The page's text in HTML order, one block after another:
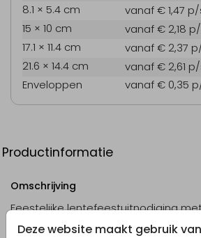
Deze website maakt gebruik
8.1 × 5.4 cm
vanaf € 1,47
15 × 10 cm
vanaf € 2,18
17.1 × 11.4 cm
vanaf € 2,37
21.6 × 14.4 cm
vanaf € 2,61
Enveloppen
vanaf € 0,35
Productinformatie
Omschrijving
Feestelijke lentefeestuitnodiging
gouden elementen.